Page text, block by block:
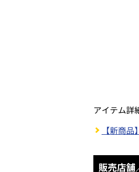
アイテム詳
【新商
販売店舗